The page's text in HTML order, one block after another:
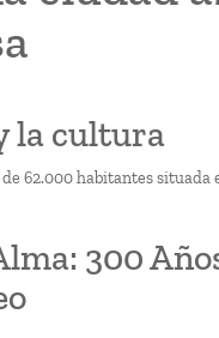
la cultura
62.000 habitantes situada
300